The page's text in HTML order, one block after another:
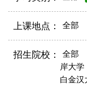
上课地点： 全部
招生院校： 全部
岸大学
白金汉